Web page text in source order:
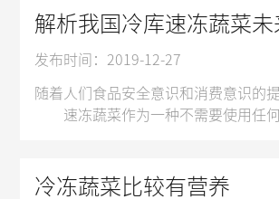
近两年，生鲜电商发展十分迅猛。除
惊喜的是，生鲜电商的用户和速冻
随着速冻蔬菜生产标准逐渐完善，
蔬菜在冻结时中心温度必须在30分
发布时间：2019-12-27
随着人们食品安全意识和消费意识的
速冻蔬菜作为一种不需要使用任何
惊喜的是，生鲜电商的用户和速冻
冷冻蔬菜比较有营养